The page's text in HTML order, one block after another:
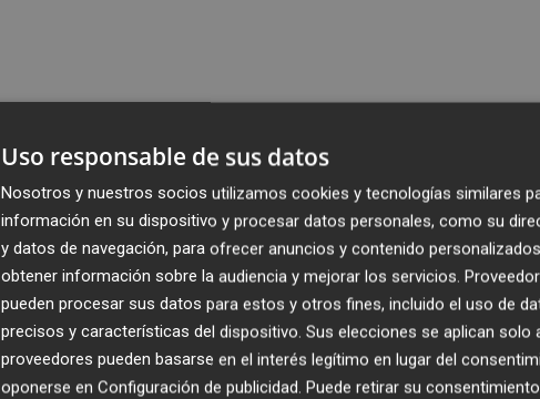
Uso responsable de sus datos
Nosotros y nuestros socios utilizamos cookies y tecnologías similares
información en su dispositivo y procesar datos personales, como su
y datos de navegación, para ofrecer anuncios y contenido
obtener información sobre la audiencia y mejorar los servicios.
pueden procesar sus datos para estos y otros fines, incluido el uso de
precisos y características del dispositivo. Sus elecciones se aplican solo
proveedores pueden basarse en el interés legítimo en lugar del
oponerse en Configuración de publicidad. Puede retirar su